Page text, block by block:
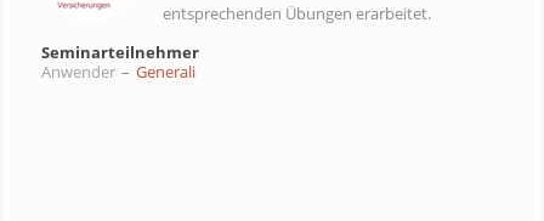
entsprechenden Übungen erarbeitet.
Seminarteilnehmer
Anwender – Generali